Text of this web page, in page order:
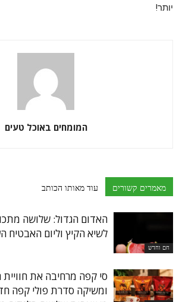
יותר!
המומחים באוכל טעים
מאמרים קשורים עוד מאותו הכותב
חם וחדש
האדום הגדול: שלושה
לשיא הקיץ וליום האבטיח
סי קפה מרחיבה את
ומשיקה סדרת פולי קפה